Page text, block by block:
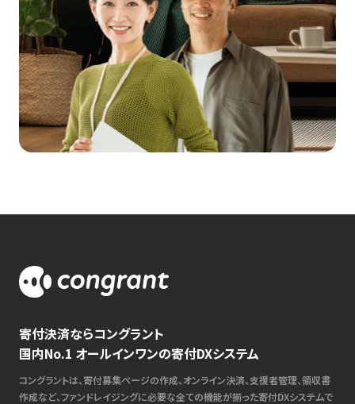
寄付決済ならコングラント
国内No.1 オールインワンの寄付DXシステム
コングラントは、寄付募集ページの作成、オンライン決済、支援者管理、領収書
作成など、ファンドレイジングに必要な全ての機能が揃った寄付DXシステムで